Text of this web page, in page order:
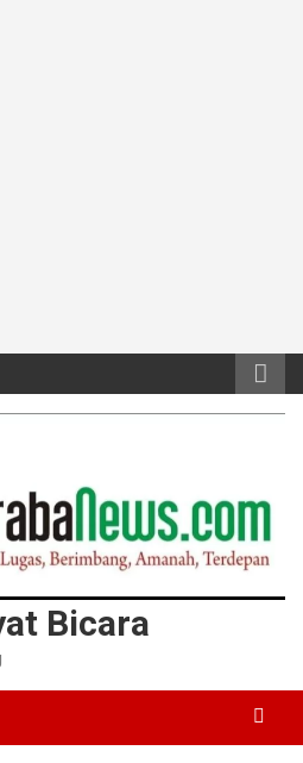
Bicara